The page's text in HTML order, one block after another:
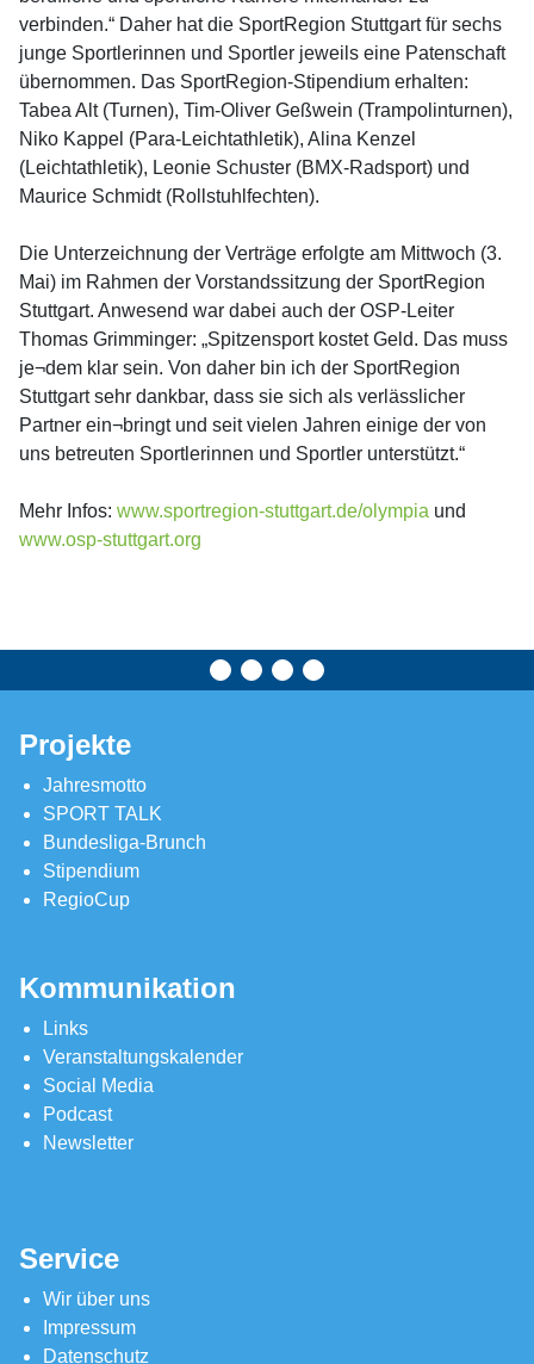
verbinden.“ Daher hat die SportRegion Stuttgart für sechs
junge Sportlerinnen und Sportler jeweils eine Patenschaft
übernommen. Das SportRegion-Stipendium erhalten:
Tabea Alt (Turnen), Tim-Oliver Geßwein (Trampolinturnen),
Niko Kappel (Para-Leichtathletik), Alina Kenzel
(Leichtathletik), Leonie Schuster (BMX-Radsport) und
Maurice Schmidt (Rollstuhlfechten).
Die Unterzeichnung der Verträge erfolgte am Mittwoch (3.
Mai) im Rahmen der Vorstandssitzung der SportRegion
Stuttgart. Anwesend war dabei auch der OSP-Leiter
Thomas Grimminger: „Spitzensport kostet Geld. Das muss
je¬dem klar sein. Von daher bin ich der SportRegion
Stuttgart sehr dankbar, dass sie sich als verlässlicher
Partner ein¬bringt und seit vielen Jahren einige der von
uns betreuten Sportlerinnen und Sportler unterstützt.“
Mehr Infos: www.sportregion-stuttgart.de/olympia und
www.osp-stuttgart.org
Projekte
Jahresmotto
SPORT TALK
Bundesliga-Brunch
Stipendium
RegioCup
Kommunikation
Links
Veranstaltungskalender
Social Media
Podcast
Newsletter
Service
Wir über uns
Impressum
Datenschutz